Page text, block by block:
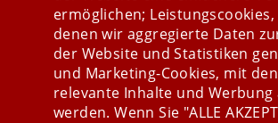
ermöglichen;
denen wir aggregierte Daten
der Website und Statistiken
und Marketing-Cookies, mit
relevante Inhalte und Werbung
werden. Wenn Sie "ALLE